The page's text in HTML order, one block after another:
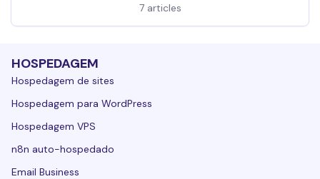
7 articles
HOSPEDAGEM
Hospedagem de sites
Hospedagem para WordPress
Hospedagem VPS
n8n auto-hospedado
Email Business